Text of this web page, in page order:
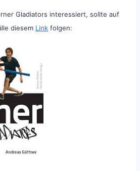
Gladiators interessiert, sollte auf
diesem Link folgen: